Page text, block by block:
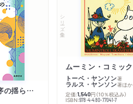
「リベラル国際秩序の揺らぎ」再考 年報政治学２０２６‐Ⅰ
シリーズ・全集
トーベ・ヤンソン著
ラルス・ヤンソン著ほか
定価:1,540円 （10％税込み）
ISBN:978-4-480-77041-7